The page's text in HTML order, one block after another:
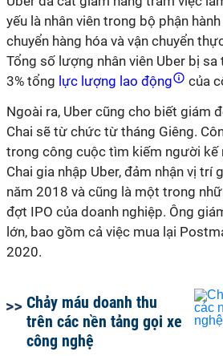
yếu là nhân viên trong bộ phận
chuyển hàng hóa và vận chuyển
Tổng số lượng nhân viên Uber bị
3% tổng lực lượng lao động
của
Ngoài ra, Uber cũng cho biết giám
Chai sẽ từ chức từ tháng Giêng.
trong công cuộc tìm kiếm người kế
Chai gia nhập Uber, đảm nhận vị trí
năm 2018 và cũng là một trong
đợt IPO của doanh nghiệp. Ông
lớn, bao gồm cả việc mua lại
2020.
Chảy máu doanh thu
trên các nền tảng gọi xe
công nghệ